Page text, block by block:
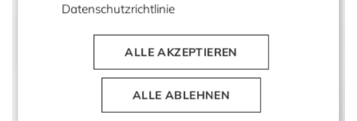
Datenschutzrichtlinie
ALLE AKZEPTIEREN
ALLE ABLEHNEN